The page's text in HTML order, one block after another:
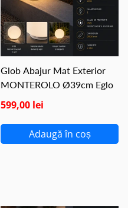
Glob Abajur Mat Exterior
MONTEROLO Ø39cm Eglo
599,00 lei
Adaugă în coș